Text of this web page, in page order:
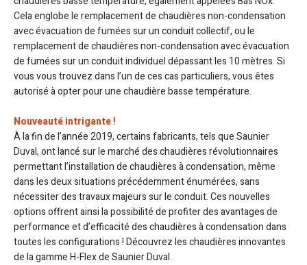
Cela englobe le remplacement de chaudières non-condensation
avec évacuation de fumées sur un conduit collectif, ou le
remplacement de chaudières non-condensation avec évacuation
de fumées sur un conduit individuel dépassant les 10 mètres. Si
vous vous trouvez dans l’un de ces cas particuliers, vous êtes
autorisé à opter pour une chaudière basse température.
Nouveauté intrigante !
À la fin de l’année 2019, certains fabricants, tels que Saunier
Duval, ont lancé sur le marché des chaudières révolutionnaires
permettant l’installation de chaudières à condensation, même
dans les deux situations précédemment énumérées, sans
nécessiter des travaux majeurs sur le conduit. Ces nouvelles
options offrent ainsi la possibilité de profiter des avantages de
performance et d’efficacité des chaudières à condensation dans
toutes les configurations ! Découvrez les chaudières innovantes
de la gamme H-Flex de Saunier Duval.